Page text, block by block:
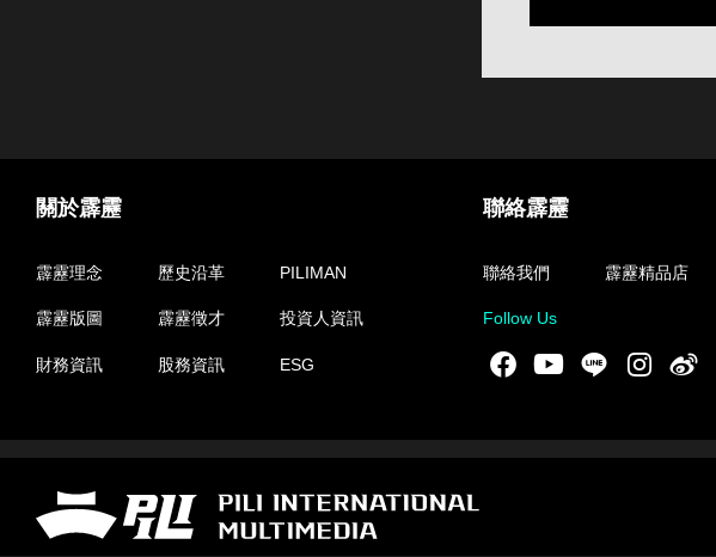
關於霹靂
霹靂理念 歷史沿革 PILIMAN
霹靂版圖 霹靂徵才 投資人資訊
財務資訊 股務資訊 ESG
聯絡霹靂
聯絡我們 霹靂精品店
Follow Us
Facebook
YoutubeLINE
霹靂國際多媒體股份有限公司 PILI INTERNATIONAL MULTIMEDIA